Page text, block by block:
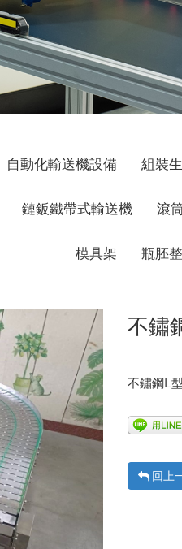
自動化輸送機設備 組裝
鏈鈑鐵帶式輸送機 滾
模具架 瓶胚
不鏽
不鏽鋼L
回上